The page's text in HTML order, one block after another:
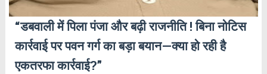
“डबवाली में पिला पंजा और बढ़ी राजनीति ! बिना नोटिस
कार्रवाई पर पवन गर्ग का बड़ा बयान—क्या हो रही है
एकतरफा कार्रवाई?”